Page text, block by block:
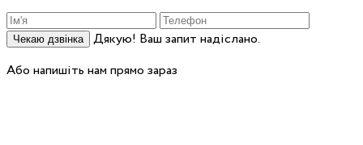
Чекаю дзвінка
Дякую! Ваш запит надіслано.
Або напишіть нам прямо зараз